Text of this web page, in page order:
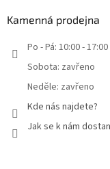
Kamenná prodejna
Po - Pá: 10:00 - 17:00
Sobota: zavřeno
Neděle: zavřeno
Kde nás najdete?
Jak se k nám